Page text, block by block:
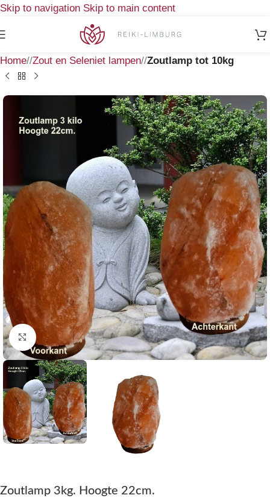
Skip to navigation Skip to main content
Home/ Zout en Seleniet lampen/ Zoutlamp tot 10kg
Klik om te vergroten
Zoutlamp 3kg. Hoogte 22cm.